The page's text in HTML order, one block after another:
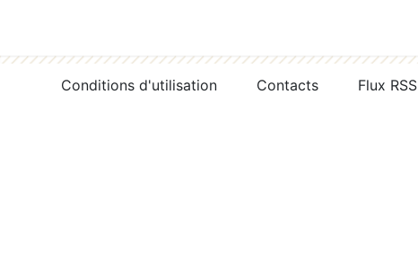
Conditions d'utilisation Contacts Flux RSS